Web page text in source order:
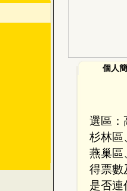
個人
選區：
杉林區
燕巢區
得票數
是否連